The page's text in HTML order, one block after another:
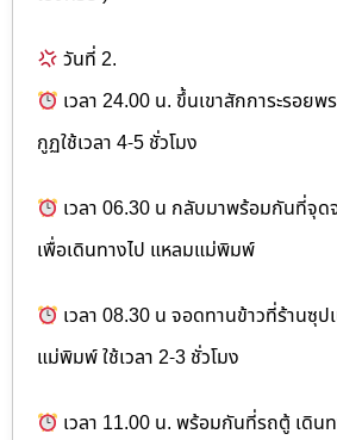
วันที่ 2.
เวลา 24.00 น. ขึ้นเขาสักการะรอย
กูฏใช้เวลา 4-5 ชั่วโมง
เวลา 06.30 น กลับมาพร้อมกันที่จุ
เพื่อเดินทางไป แหลมแม่พิมพ์
เวลา 08.30 น จอดทานข้าวที่ร้านซุ
แม่พิมพ์ ใช้เวลา 2-3 ชั่วโมง
เวลา 11.00 น. พร้อมกันที่รถตู้ เดิน